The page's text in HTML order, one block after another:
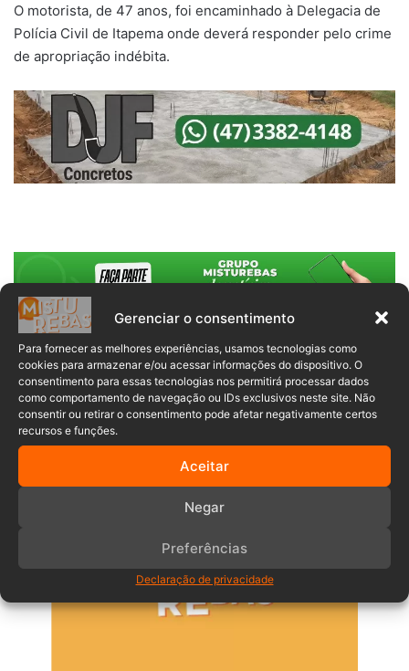
Gerenciar o consentimento
Para fornecer as melhores experiências, usamos tecnologias como
cookies para armazenar e/ou acessar informações do dispositivo. O
consentimento para essas tecnologias nos permitirá processar dados
como comportamento de navegação ou IDs exclusivos neste site. Não
consentir ou retirar o consentimento pode afetar negativamente certos
recursos e funções.
Aceitar
Negar
Preferências
Declaração de privacidade
O motorista, de 47 anos, foi encaminhado à Delegacia de
Polícia Civil de Itapema onde deverá responder pelo crime
de apropriação indébita.
Comentários
Anuncia – Lateral